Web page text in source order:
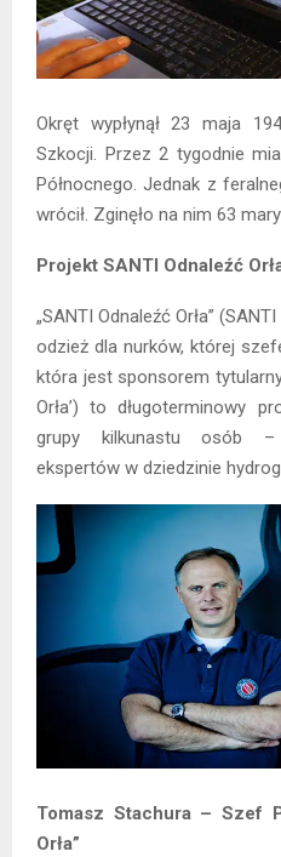
Okręt wypłynął 23 maja
Szkocji. Przez 2 tygodnie
Północnego. Jednak z
wrócił. Zginęło na nim 63
Projekt SANTI Odnaleźć
„SANTI Odnaleźć Orła”
odzież dla nurków, której
która jest sponsorem
Orła’) to długoterminowy
grupy kilkunastu osób –
ekspertów w dziedzinie
Tomasz Stachura – Szef
Orła”